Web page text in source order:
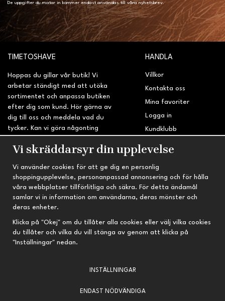
De uppgifter du matar in kommer endast användas till våra nyhetsbrev.
TIMETOSHAVE
Hoppas du gillar vår butik! Vi
arbetar ständigt med att utöka
sortimentet och anpassa butiken
efter dig som kund. Hör gärna av
dig till oss och meddela vad du
tycker. Kan vi göra någonting
sidan?
HANDLA
Villkor
Kontakta oss
Mina favoriter
Logga in
Kundklubb
INFORMATION
Om oss
Nyheter
Nyhetsbrev
Om cookies
Prenumeration
TRYGG HANDEL
Fri frakt vid köp över 695 kr
Kvalitetsprodukter till kanonpris
Vi skräddarsyr din upplevelse
Vi använder cookies för att ge dig en personlig
shoppingupplevelse, personanpassad annonsering och för hålla
våra webbplatser tillförlitliga och säkra. För detta ändamål
samlar vi in information om användarna, deras mönster och
deras enheter.
Klicka på "Okej" om du tillåter alla cookies eller välj vilka cookies
du tillåter och vilka du vill stänga av genom att klicka på
"Inställningar" nedan.
INSTÄLLNINGAR
ENDAST NÖDVÄNDIGA